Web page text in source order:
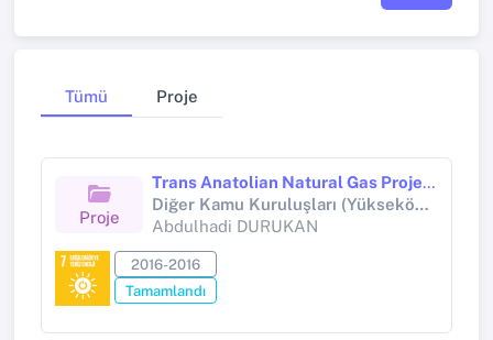
Tümü Proje
Proje
Trans Anatolian Natural Gas Project-2016
Diğer Kamu Kuruluşları (Yükseköğretim Kurumları Hariç) (Diğer kamu kuruluşları (Yükseköğretim Kurumları hariç))
Abdulhadi DURUKAN
2016-2016
Tamamlandı